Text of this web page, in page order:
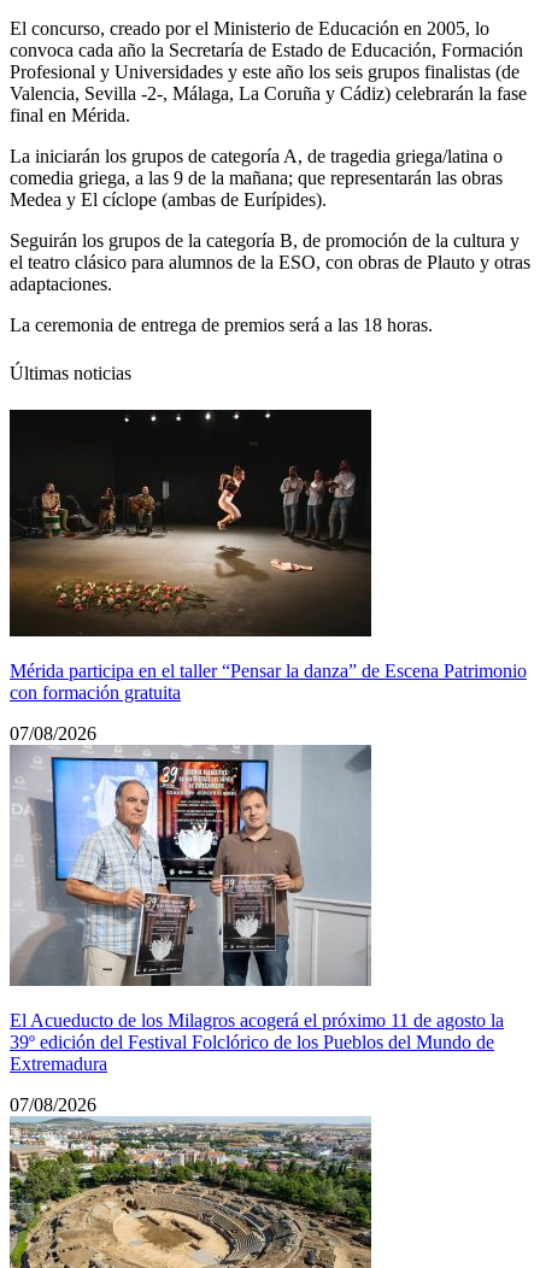
El concurso, creado por el Ministerio de Educación en 2005, lo
convoca cada año la Secretaría de Estado de Educación, Formación
Profesional y Universidades y este año los seis grupos finalistas (de
Valencia, Sevilla -2-, Málaga, La Coruña y Cádiz) celebrarán la fase
final en Mérida.
La iniciarán los grupos de categoría A, de tragedia griega/latina o
comedia griega, a las 9 de la mañana; que representarán las obras
Medea y El cíclope (ambas de Eurípides).
Seguirán los grupos de la categoría B, de promoción de la cultura y
el teatro clásico para alumnos de la ESO, con obras de Plauto y otras
adaptaciones.
La ceremonia de entrega de premios será a las 18 horas.
Últimas noticias
Mérida participa en el taller “Pensar la danza” de Escena Patrimonio
con formación gratuita
07/08/2026
El Acueducto de los Milagros acogerá el próximo 11 de agosto la
39º edición del Festival Folclórico de los Pueblos del Mundo de
Extremadura
07/08/2026